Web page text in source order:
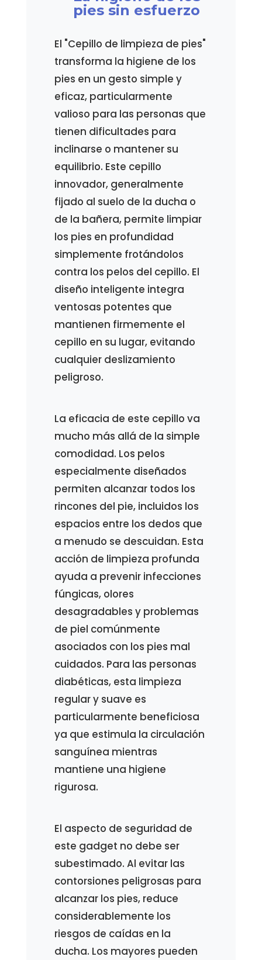
pies sin esfuerzo
El "Cepillo de limpieza de pies"
transforma la higiene de los
pies en un gesto simple y
eficaz, particularmente
valioso para las personas que
tienen dificultades para
inclinarse o mantener su
equilibrio. Este cepillo
innovador, generalmente
fijado al suelo de la ducha o
de la bañera, permite limpiar
los pies en profundidad
simplemente frotándolos
contra los pelos del cepillo. El
diseño inteligente integra
ventosas potentes que
mantienen firmemente el
cepillo en su lugar, evitando
cualquier deslizamiento
peligroso.
La eficacia de este cepillo va
mucho más allá de la simple
comodidad. Los pelos
especialmente diseñados
permiten alcanzar todos los
rincones del pie, incluidos los
espacios entre los dedos que
a menudo se descuidan. Esta
acción de limpieza profunda
ayuda a prevenir infecciones
fúngicas, olores
desagradables y problemas
de piel comúnmente
asociados con los pies mal
cuidados. Para las personas
diabéticas, esta limpieza
regular y suave es
particularmente beneficiosa
ya que estimula la circulación
sanguínea mientras
mantiene una higiene
rigurosa.
El aspecto de seguridad de
este gadget no debe ser
subestimado. Al evitar las
contorsiones peligrosas para
alcanzar los pies, reduce
considerablemente los
riesgos de caídas en la
ducha. Los mayores pueden